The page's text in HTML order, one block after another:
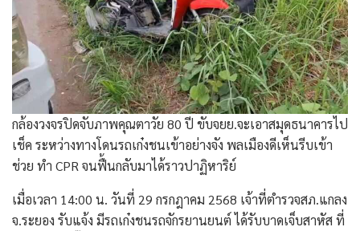
กล้องวงจรปิดจับภาพคุณตาวัย 80 ปี ขับจยย.จะเอาสมุดธนาคารไป
เช็ค ระหว่างทางโดนรถเก๋งชนเข้าอย่างจัง พลเมืองดีเห็นรีบเข้า
ช่วย ทำ CPR จนฟื้นกลับมาได้ราวปาฏิหาริย์
เมื่อเวลา 14:00 น. วันที่ 29 กรกฎาคม 2568 เจ้าที่ตำรวจสภ.แกลง
จ.ระยอง รับแจ้ง มีรถเก๋งชนรถจักรยานยนต์ ได้รับบาดเจ็บสาหัส ที่